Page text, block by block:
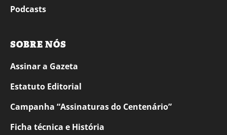
Podcasts
SOBRE NÓS
Assinar a Gazeta
Estatuto Editorial
Campanha “Assinaturas do Centenário”
Ficha técnica e História